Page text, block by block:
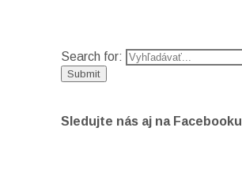
Search for:
Sledujte nás aj na Facebooku